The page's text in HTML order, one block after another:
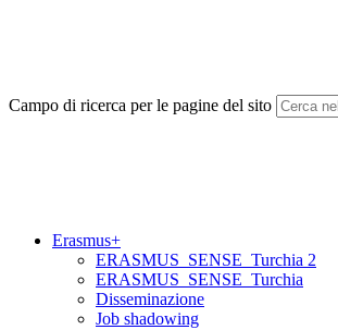
Campo di ricerca per le pagine del sito
Erasmus+
ERASMUS_SENSE_Turchia 2
ERASMUS_SENSE_Turchia
Disseminazione
Job shadowing